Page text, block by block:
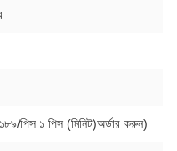
১৮৯/পিস ১ পিস (মিনিট)অর্ডার করুন)